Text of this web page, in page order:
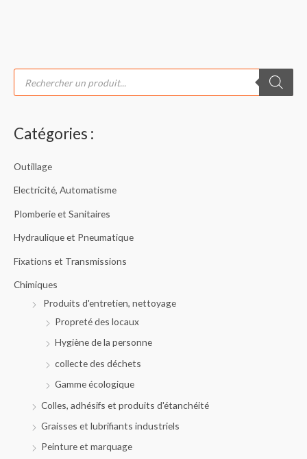
R
h
c
h
e
p
o
d
i
s
Catégories :
Outillage
Electricité, Automatisme
Plomberie et Sanitaires
Hydraulique et Pneumatique
Fixations et Transmissions
Chimiques
Produits d'entretien, nettoyage
Propreté des locaux
Hygiène de la personne
collecte des déchets
Gamme écologique
Colles, adhésifs et produits d'étanchéité
Graisses et lubrifiants industriels
Peinture et marquage